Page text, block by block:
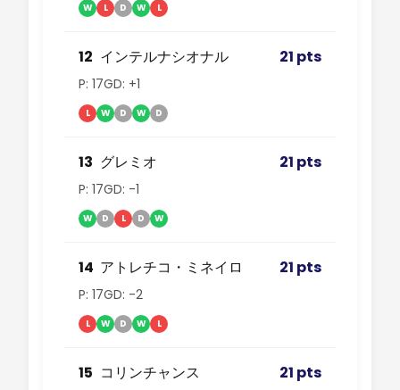
W L D W L
12 インテルナシオナル 21 pts
P: 17GD: +1
L W D W D
13 グレミオ 21 pts
P: 17GD: -1
W D L D W
14 アトレチコ・ミネイロ 21 pts
P: 17GD: -2
L W D W L
15 コリンチャンス 21 pts